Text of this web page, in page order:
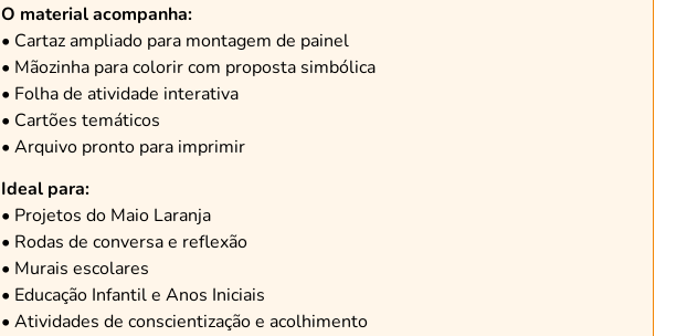
O material acompanha:
• Cartaz ampliado para montagem de painel
• Mãozinha para colorir com proposta simbólica
• Folha de atividade interativa
• Cartões temáticos
• Arquivo pronto para imprimir
Ideal para:
• Projetos do Maio Laranja
• Rodas de conversa e reflexão
• Murais escolares
• Educação Infantil e Anos Iniciais
• Atividades de conscientização e acolhimento